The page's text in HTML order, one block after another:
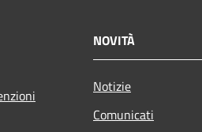
NOVITÀ
Notizie
Comunicati